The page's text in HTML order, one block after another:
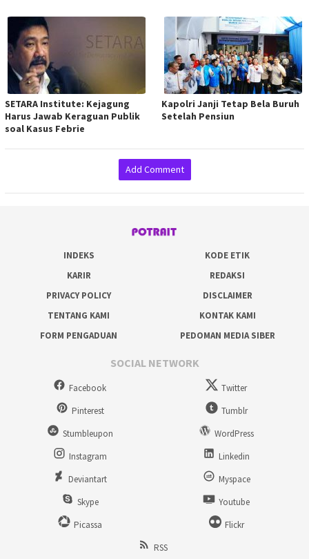
SETARA Institute: Kejagung
Harus Jawab Keraguan Publik
soal Kasus Febrie
Kapolri Janji Tetap Bela Buruh
Setelah Pensiun
Add Comment
INDEKS
KODE ETIK
KARIR
REDAKSI
PRIVACY POLICY
DISCLAIMER
TENTANG KAMI
KONTAK KAMI
FORM PENGADUAN
PEDOMAN MEDIA SIBER
SOCIAL NETWORK
Facebook
Twitter
Pinterest
Tumblr
Stumbleupon
WordPress
Instagram
Linkedin
Deviantart
Myspace
Skype
Youtube
Picassa
Flickr
RSS